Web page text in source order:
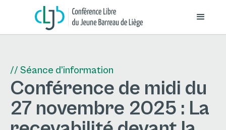
// Séance d’information
Conférence de midi du
27 novembre 2025 : La